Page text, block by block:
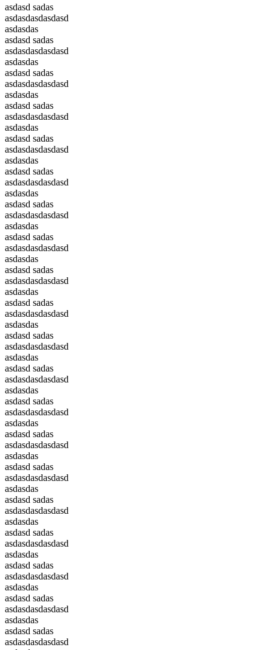
asdasd sadas
asdasdasdasdasd
asdasdas
asdasd sadas
asdasdasdasdasd
asdasdas
asdasd sadas
asdasdasdasdasd
asdasdas
asdasd sadas
asdasdasdasdasd
asdasdas
asdasd sadas
asdasdasdasdasd
asdasdas
asdasd sadas
asdasdasdasdasd
asdasdas
asdasd sadas
asdasdasdasdasd
asdasdas
asdasd sadas
asdasdasdasdasd
asdasdas
asdasd sadas
asdasdasdasdasd
asdasdas
asdasd sadas
asdasdasdasdasd
asdasdas
asdasd sadas
asdasdasdasdasd
asdasdas
asdasd sadas
asdasdasdasdasd
asdasdas
asdasd sadas
asdasdasdasdasd
asdasdas
asdasd sadas
asdasdasdasdasd
asdasdas
asdasd sadas
asdasdasdasdasd
asdasdas
asdasd sadas
asdasdasdasdasd
asdasdas
asdasd sadas
asdasdasdasdasd
asdasdas
asdasd sadas
asdasdasdasdasd
asdasdas
asdasd sadas
asdasdasdasdasd
asdasdas
asdasd sadas
asdasdasdasdasd